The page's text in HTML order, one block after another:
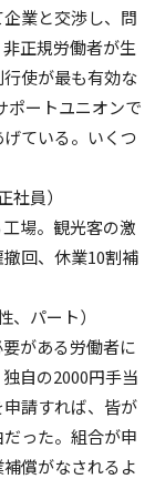
業と交渉し、問
正規労働者が生
使が最も有効な
ポートユニオンで
ている。いくつ
社員）
場。観光客の激
回、休業10割補
、パート）
がある労働者に
自の2000円手当
請すれば、皆が
った。組合が申
償がなされるよ